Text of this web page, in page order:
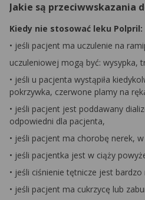
Jakie są przeciwwskazania
Kiedy nie stosować leku Polpril:
• jeśli pacjent ma uczulenie na
uczuleniowej mogą być: wysypka,
• jeśli u pacjenta wystąpiła
pokrzywka, czerwone plamy na
• jeśli pacjent jest poddawany
odpowiedni dla pacjenta,
• jeśli pacjent ma chorobę nerek,
• jeśli pacjentka jest w ciąży
• jeśli ciśnienie tętnicze jest
• jeśli pacjent ma cukrzycę lub